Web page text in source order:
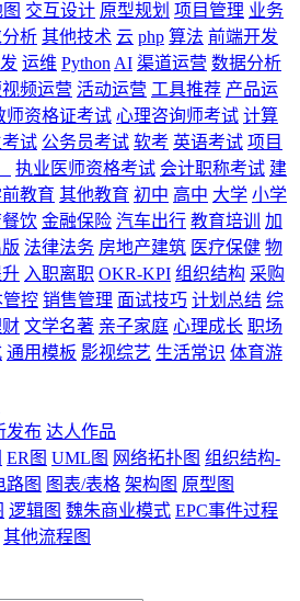
交互设计 原型规划 项目管理 业务
析 其他技术 云 php 算法 前端开发
运维 Python AI 渠道运营 数据分析
频运营 活动运营 工具推荐 产品运
师资格证考试 心理咨询师考试 计算
试 公务员考试 软考 英语考试 项目
执业医师资格考试 会计职称考试 建
教育 其他教育 初中 高中 大学 小学
饮 金融保险 汽车出行 教育培训
加
法律法务 房地产建筑 医疗保健 物
入职离职 OKR-KPI 组织结构 采购
管控 销售管理 面试技巧 计划总结 综
文学名著 亲子家庭 心理成长 职场
通用模板 影视综艺 生活常识 体育游
发布 达人作品
ER图 UML图 网络拓扑图 组织结构-
路图 图表/表格 架构图 原型图
逻辑图 魏朱商业模式 EPC事件过程
其他流程图